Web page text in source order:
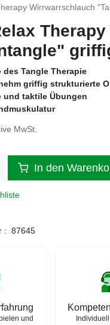
Wirrwarrschlauch
des Tangle Therapie
griffig strukturierte
und taktile Übungen
MwSt.
In den
: 87645
und